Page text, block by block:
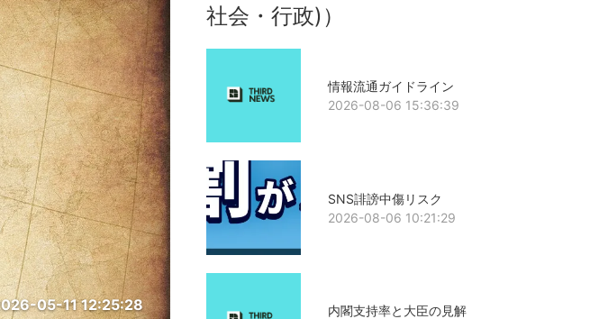
05-11 12:25:28
社会・行政)）
情報流通ガイドライン
2026-08-06 15:36:39
SNS誹謗中傷リスク
2026-08-06 10:21:29
内閣支持率と大臣の見解